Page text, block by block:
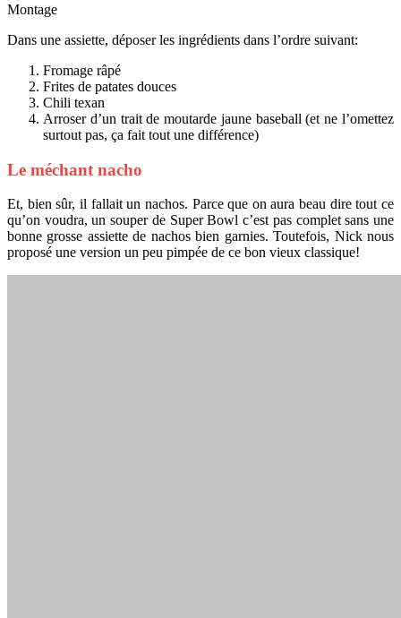
Montage
Dans une assiette, déposer les ingrédients dans l’ordre suivant:
Fromage râpé
Frites de patates douces
Chili texan
Arroser d’un trait de moutarde jaune baseball (et ne l’omettez
surtout pas, ça fait tout une différence)
Le méchant nacho
Et, bien sûr, il fallait un nachos. Parce que on aura beau dire tout ce
qu’on voudra, un souper de Super Bowl c’est pas complet sans une
bonne grosse assiette de nachos bien garnies. Toutefois, Nick nous
proposé une version un peu pimpée de ce bon vieux classique!